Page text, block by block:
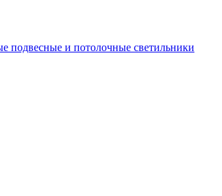
подвесные и потолочные светильники